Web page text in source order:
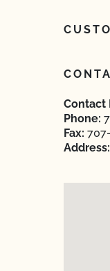
Contact
Phone:
Fax:
Address: